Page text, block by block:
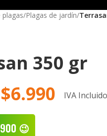
/Plagas de jardín/
350 gr
$6.990 IVA Incluido
😉